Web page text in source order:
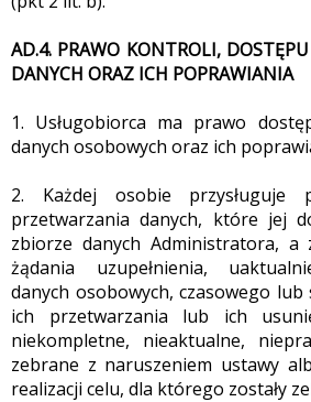
AD.4. PRAWO KONTROLI,
DANYCH ORAZ ICH POPRAWIANIA
1. Usługobiorca ma prawo
danych osobowych oraz ich
2. Każdej osobie
przetwarzania danych, które jej
zbiorze danych Administratora, a
żądania uzupełnienia,
danych osobowych, czasowego lub
ich przetwarzania lub ich
niekompletne, nieaktualne,
zebrane z naruszeniem ustawy
realizacji celu, dla którego zostały